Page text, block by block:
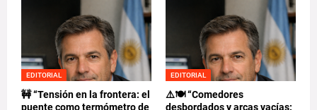
EDITORIAL
🚧 “Tensión en la frontera: el
puente como termómetro de
EDITORIAL
⚠️🍽️ “Comedores
desbordados y arcas vacías: